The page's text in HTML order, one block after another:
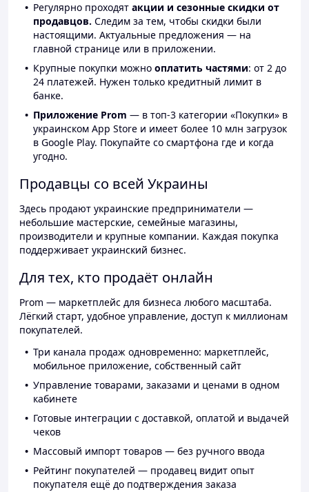
Регулярно проходят акции и сезонные скидки от
продавцов. Следим за тем, чтобы скидки были
настоящими. Актуальные предложения — на
главной странице или в приложении.
Крупные покупки можно оплатить частями: от 2 до
24 платежей. Нужен только кредитный лимит в
банке.
Приложение Prom — в топ-3 категории «Покупки» в
украинском App Store и имеет более 10 млн загрузок
в Google Play. Покупайте со смартфона где и когда
угодно.
Продавцы со всей Украины
Здесь продают украинские предприниматели —
небольшие мастерские, семейные магазины,
производители и крупные компании. Каждая покупка
поддерживает украинский бизнес.
Для тех, кто продаёт онлайн
Prom — маркетплейс для бизнеса любого масштаба.
Лёгкий старт, удобное управление, доступ к миллионам
покупателей.
Три канала продаж одновременно: маркетплейс,
мобильное приложение, собственный сайт
Управление товарами, заказами и ценами в одном
кабинете
Готовые интеграции с доставкой, оплатой и выдачей
чеков
Массовый импорт товаров — без ручного ввода
Рейтинг покупателей — продавец видит опыт
покупателя ещё до подтверждения заказа